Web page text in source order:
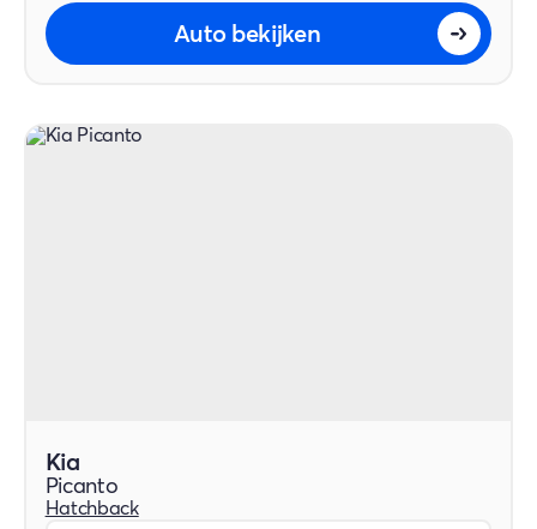
Auto bekijken
Kia
Picanto
Hatchback